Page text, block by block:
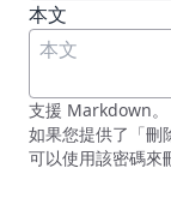
本文
（必填）
支援 Markdown。
如果您提供了「刪
可以使用該密碼來